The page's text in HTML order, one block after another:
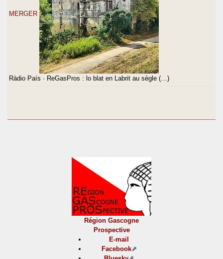
MERGER
Ràdio País · ReGasPros : lo blat en Labrit au sègle (…)
Région Gascogne
Prospective
E-mail
Facebook